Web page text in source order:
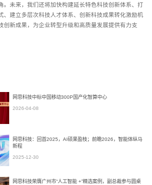
。未来，我们还将加快构建延长特色科技创新体系、打
、建立多层次科技人才体系、创新科技成果转化激励机
创新成果，为企业转型升级和高质量发展提供有力支
网思科技中标中国移动300P国产化智算中心
2026-04-08
网思科技：回首2025，AI硕果盈枝；前瞻2026，智能体纵马
新程
2025-12-30
网思科技荣膺广州市“人工智能 +”精选案例，副总裁参与圆桌